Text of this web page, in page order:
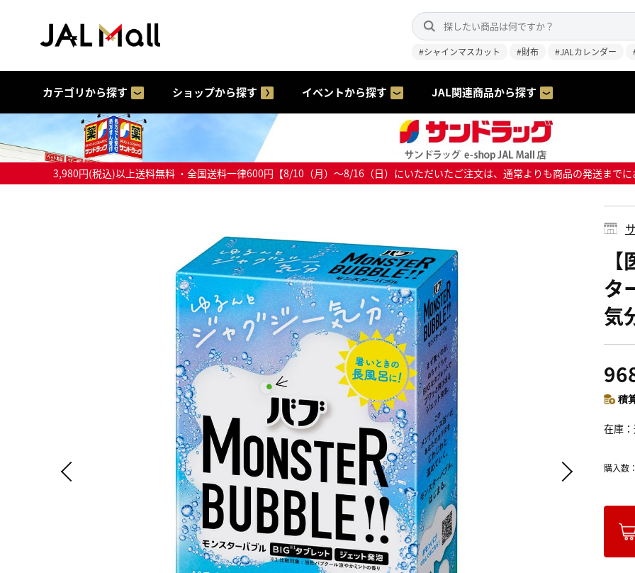
#シャインマスカット #財布 #JALカレンダー
カテゴリから探す ショップから探す イベントから探す JAL関連商品から探す
3,980円(税込)以上送料無料 ・全国送料一律600円【8/10（月）～8/16（日）にいただいたご注文は、通常よりも商品の発送まで
タ
気
積
在庫
購入数